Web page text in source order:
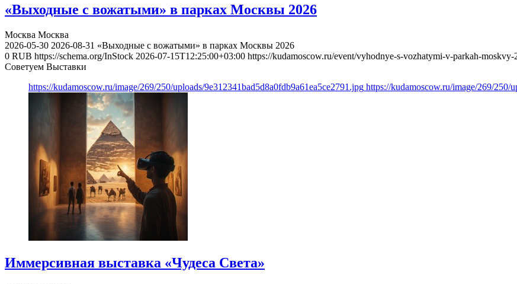
«Выходные с вожатыми» в парках Москвы 2026
Москва Москва
2026-05-30 2026-08-31 «Выходные с вожатыми» в парках Москвы 2026
0 RUB https://schema.org/InStock 2026-07-15T12:25:00+03:00 https://kudamoscow.ru/event/vyhodnye-s-vozhatymi-v-parkah-moskvy-
Советуем Выставки
https://kudamoscow.ru/image/269/250/uploads/9e312341bad5d8a0fdb9a61ea5ce2791.jpg https://kudamoscow.ru/image/269/250/
Иммерсивная выставка «Чудеса Света»